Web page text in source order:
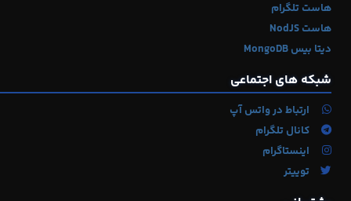
هاست تلگرام
هاست NodJS
دیتا بیس MongoDB
شبکه های اجتماعی
ارتباط در واتس آپ
کانال تلگرام
اینستاگرام
توییتر